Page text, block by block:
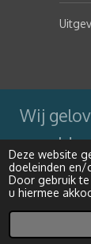
Deze website
doeleinden en/
Door gebruik
u hiermee
Wij
wereld
Powered by